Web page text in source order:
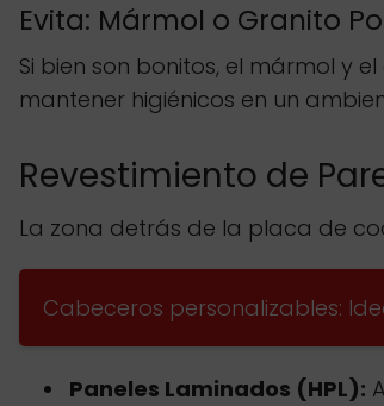
Evita: Mármol o Granito
Si bien son bonitos, el mármol y
mantener higiénicos en un
Revestimiento de
La zona detrás de la placa de
Cabeceros personalizables:
Paneles Laminados (HPL):